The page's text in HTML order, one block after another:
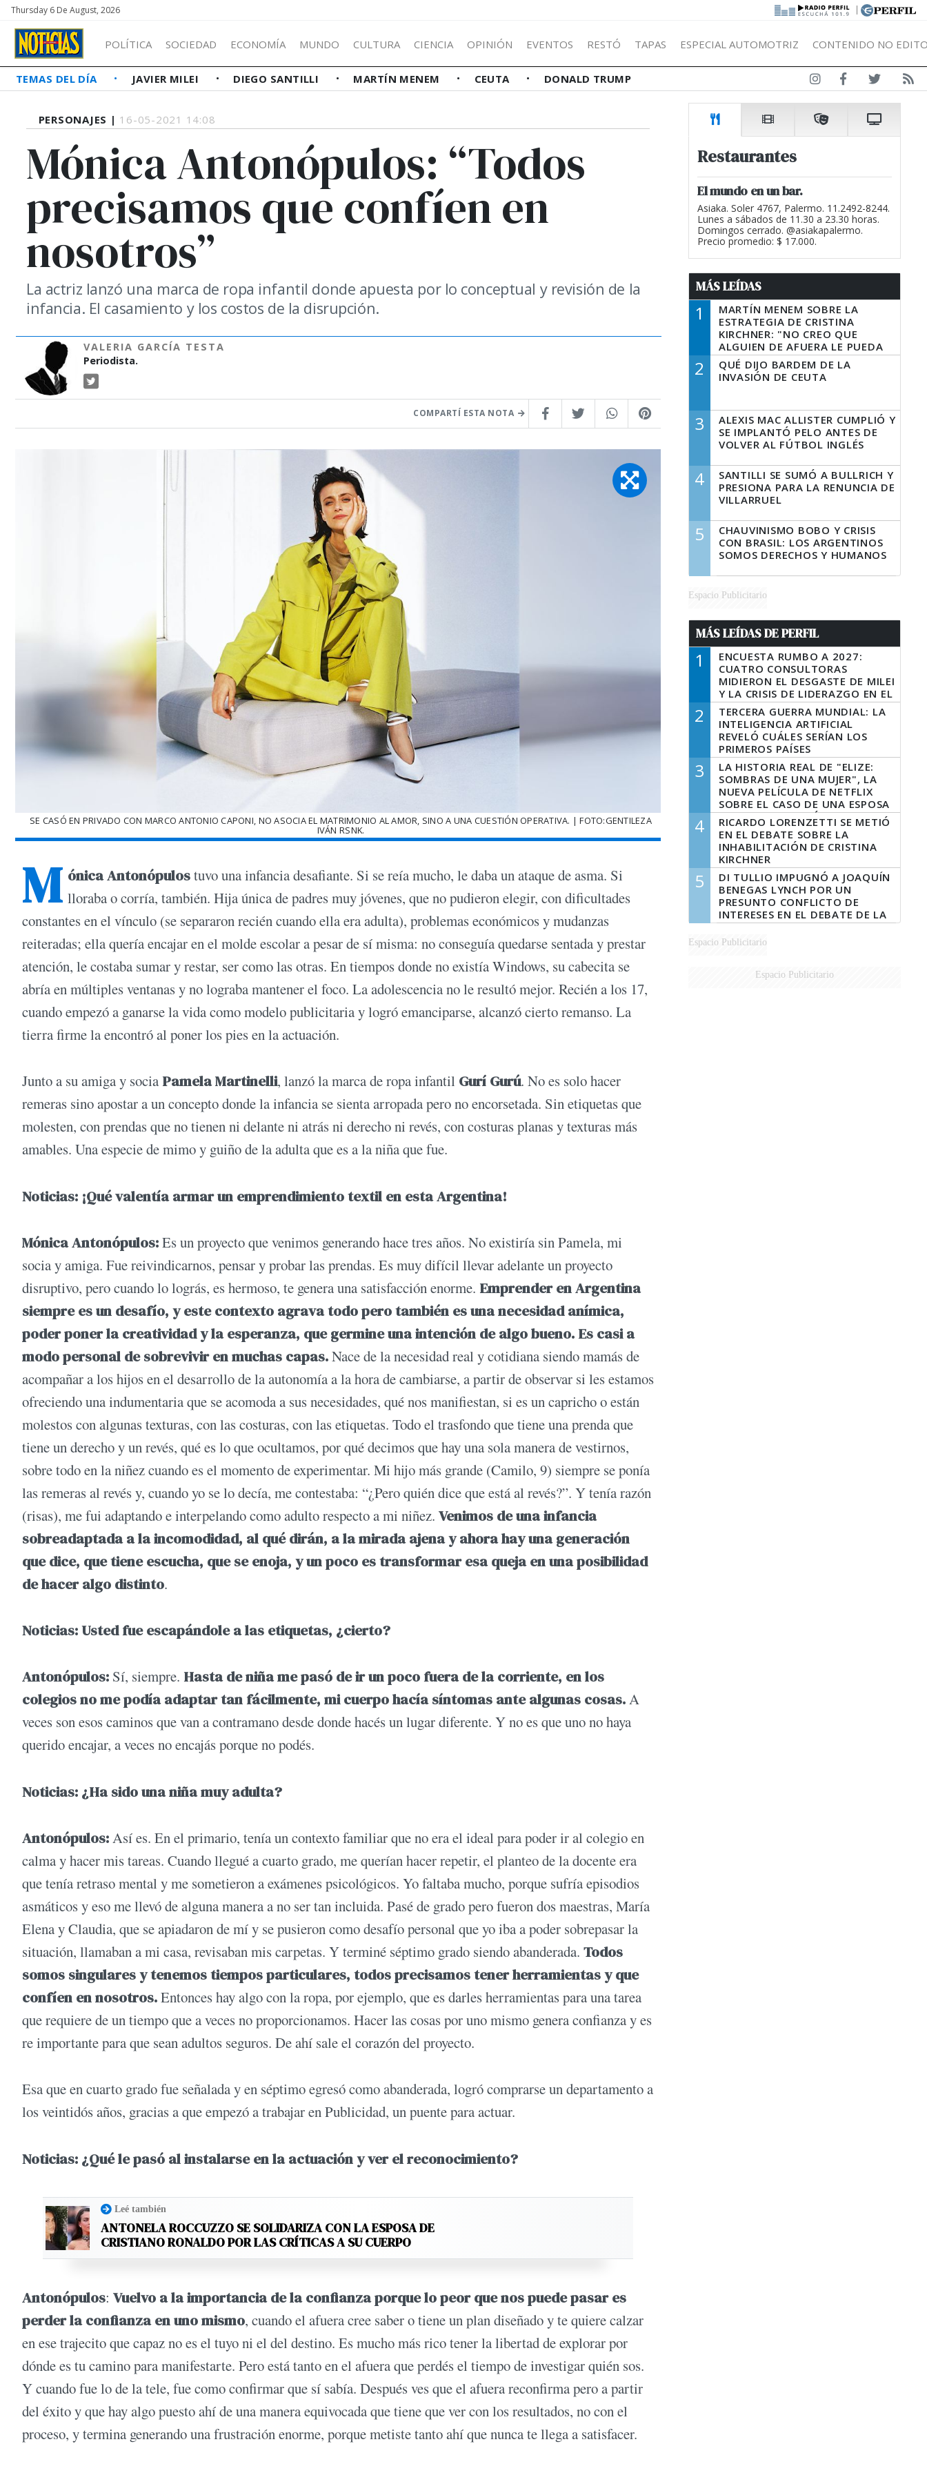
Thursday 6 De August, 2026 |
POLÍTICA SOCIEDAD ECONOMÍA MUNDO CULTURA CIENCIA OPINIÓN EVENTOS RESTÓ TAPAS ESPECIAL AUTOMOTRIZ CONTENIDO NO
TEMAS DEL DÍA JAVIER MILEI DIEGO SANTILLI MARTÍN MENEM CEUTA DONALD TRUMP
PERSONAJES | 16-05-2021 14:08
Mónica Antonópulos: “Todos
precisamos que confíen en
nosotros”
La actriz lanzó una marca de ropa infantil donde apuesta por lo conceptual y revisión de la
infancia. El casamiento y los costos de la disrupción.
VALERIA GARCÍA TESTA
Periodista.
COMPARTÍ ESTA NOTA
SE CASÓ EN PRIVADO CON MARCO ANTONIO CAPONI, NO ASOCIA EL MATRIMONIO AL AMOR, SINO A UNA CUESTIÓN OPERATIVA. | FOTO:GENTILEZA
IVÁN RSNK.
M ónica Antonópulostuvo una infancia desafiante. Si se reía mucho, le daba un ataque de asma. Si
lloraba o corría, también. Hija única de padres muy jóvenes, que no pudieron elegir, con dificultades
constantes en el vínculo (se separaron recién cuando ella era adulta), problemas económicos y mudanzas
reiteradas; ella quería encajar en el molde escolar a pesar de sí misma: no conseguía quedarse sentada y prestar
atención, le costaba sumar y restar, ser como las otras. En tiempos donde no existía Windows, su cabecita se
abría en múltiples ventanas y no lograba mantener el foco. La adolescencia no le resultó mejor. Recién a los 17,
cuando empezó a ganarse la vida como modelo publicitaria y logró emanciparse, alcanzó cierto remanso. La
tierra firme la encontró al poner los pies en la actuación.
Junto a su amiga y socia Pamela Martinelli, lanzó la marca de ropa infantil Gurí Gurú. No es solo hacer
remeras sino apostar a un concepto donde la infancia se sienta arropada pero no encorsetada. Sin etiquetas que
molesten, con prendas que no tienen ni delante ni atrás ni derecho ni revés, con costuras planas y texturas más
amables. Una especie de mimo y guiño de la adulta que es a la niña que fue.
Noticias: ¡Qué valentía armar un emprendimiento textil en esta Argentina!
Mónica Antonópulos:Es un proyecto que venimos generando hace tres años. No existiría sin Pamela, mi
socia y amiga. Fue reivindicarnos, pensar y probar las prendas. Es muy difícil llevar adelante un proyecto
disruptivo, pero cuando lo lográs, es hermoso, te genera una satisfacción enorme. Emprender en Argentina
siempre es un desafío, y este contexto agrava todo pero también es una necesidad anímica,
poder poner la creatividad y la esperanza, que germine una intención de algo bueno. Es casi a
modo personal de sobrevivir en muchas capas.Nace de la necesidad real y cotidiana siendo mamás de
acompañar a los hijos en el desarrollo de la autonomía a la hora de cambiarse, a partir de observar si les estamos
ofreciendo una indumentaria que se acomoda a sus necesidades, qué nos manifiestan, si es un capricho o están
molestos con algunas texturas, con las costuras, con las etiquetas. Todo el trasfondo que tiene una prenda que
tiene un derecho y un revés, qué es lo que ocultamos, por qué decimos que hay una sola manera de vestirnos,
sobre todo en la niñez cuando es el momento de experimentar. Mi hijo más grande (Camilo, 9) siempre se ponía
las remeras al revés y, cuando yo se lo decía, me contestaba: “¿Pero quién dice que está al revés?”. Y tenía razón
(risas), me fui adaptando e interpelando como adulto respecto a mi niñez. Venimos de una infancia
sobreadaptada a la incomodidad, al qué dirán, a la mirada ajena y ahora hay una generación
que dice, que tiene escucha, que se enoja, y un poco es transformar esa queja en una posibilidad
de hacer algo distinto.
Noticias: Usted fue escapándole a las etiquetas, ¿cierto?
Antonópulos: Sí, siempre. Hasta de niña me pasó de ir un poco fuera de la corriente, en los
colegios no me podía adaptar tan fácilmente, mi cuerpo hacía síntomas ante algunas cosas.A
veces son esos caminos que van a contramano desde donde hacés un lugar diferente. Y no es que uno no haya
querido encajar, a veces no encajás porque no podés.
Noticias: ¿Ha sido una niña muy adulta?
Antonópulos:Así es. En el primario, tenía un contexto familiar que no era el ideal para poder ir al colegio en
calma y hacer mis tareas. Cuando llegué a cuarto grado, me querían hacer repetir, el planteo de la docente era
que tenía retraso mental y me sometieron a exámenes psicológicos. Yo faltaba mucho, porque sufría episodios
asmáticos y eso me llevó de alguna manera a no ser tan incluida. Pasé de grado pero fueron dos maestras, María
Elena y Claudia, que se apiadaron de mí y se pusieron como desafío personal que yo iba a poder sobrepasar la
situación, llamaban a mi casa, revisaban mis carpetas. Y terminé séptimo grado siendo abanderada. Todos
somos singulares y tenemos tiempos particulares, todos precisamos tener herramientas y que
confíen en nosotros.Entonces hay algo con la ropa, por ejemplo, que es darles herramientas para una tarea
que requiere de un tiempo que a veces no proporcionamos. Hacer las cosas por uno mismo genera confianza y es
re importante para que sean adultos seguros. De ahí sale el corazón del proyecto.
Esa que en cuarto grado fue señalada y en séptimo egresó como abanderada, logró comprarse un departamento a
los veintidós años, gracias a que empezó a trabajar en Publicidad, un puente para actuar.
Noticias: ¿Qué le pasó al instalarse en la actuación y ver el reconocimiento?
Leé también
ANTONELA ROCCUZZO SE SOLIDARIZA CON LA ESPOSA DE
CRISTIANO RONALDO POR LAS CRÍTICAS A SU CUERPO
Antonópulos: Vuelvo a la importancia de la confianza porque lo peor que nos puede pasar es
perder la confianza en uno mismo, cuando el afuera cree saber o tiene un plan diseñado y te quiere calzar
en ese trajecito que capaz no es el tuyo ni el del destino. Es mucho más rico tener la libertad de explorar por
dónde es tu camino para manifestarte. Pero está tanto en el afuera que perdés el tiempo de investigar quién sos.
Y cuando fue lo de la tele, fue como confirmar que sí sabía. Después ves que el afuera reconfirma pero a partir
del éxito y que hay algo puesto ahí de una manera equivocada que tiene que ver con los resultados, no con el
proceso, y termina generando una frustración enorme, porque metiste tanto ahí que nunca te llega a satisfacer.
Restaurantes
El mundo en un bar.
Asiaka. Soler 4767, Palermo. 11.2492-8244.
Lunes a sábados de 11.30 a 23.30 horas.
Domingos cerrado. @asiakapalermo.
Precio promedio: $ 17.000.
MÁS LEÍDAS
1
MARTÍN MENEM SOBRE LA
ESTRATEGIA DE CRISTINA
KIRCHNER: "NO CREO QUE
ALGUIEN DE AFUERA LE PUEDA
DECIR A LA JUSTICIA LO QUE
TIENE QUE HACER"
2
QUÉ DIJO BARDEM DE LA
INVASIÓN DE CEUTA
3
ALEXIS MAC ALLISTER CUMPLIÓ Y
SE IMPLANTÓ PELO ANTES DE
VOLVER AL FÚTBOL INGLÉS
4
SANTILLI SE SUMÓ A BULLRICH Y
PRESIONA PARA LA RENUNCIA DE
VILLARRUEL
5
CHAUVINISMO BOBO Y CRISIS
CON BRASIL: LOS ARGENTINOS
SOMOS DERECHOS Y HUMANOS
Espacio Publicitario
MÁS LEÍDAS DE PERFIL
1
ENCUESTA RUMBO A 2027:
CUATRO CONSULTORAS
MIDIERON EL DESGASTE DE MILEI
Y LA CRISIS DE LIDERAZGO EN EL
PERONISMO
2
TERCERA GUERRA MUNDIAL: LA
INTELIGENCIA ARTIFICIAL
REVELÓ CUÁLES SERÍAN LOS
PRIMEROS PAÍSES
LATINOAMERICANOS EN SER
DERROTADOS
3
LA HISTORIA REAL DE "ELIZE:
SOMBRAS DE UNA MUJER", LA
NUEVA PELÍCULA DE NETFLIX
SOBRE EL CASO DE UNA ESPOSA
QUE DESCUARTIZÓ A SU
MARIDO
4
RICARDO LORENZETTI SE METIÓ
EN EL DEBATE SOBRE LA
INHABILITACIÓN DE CRISTINA
KIRCHNER
5
DI TULLIO IMPUGNÓ A JOAQUÍN
BENEGAS LYNCH POR UN
PRESUNTO CONFLICTO DE
INTERESES EN EL DEBATE DE LA
LEY DE TIERRAS
Espacio Publicitario
Espacio Publicitario